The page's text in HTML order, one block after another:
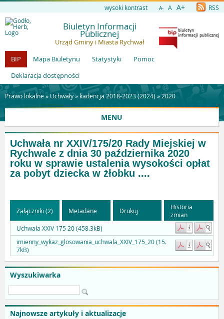
wysoki kontrast A- A A+ RSS
Biuletyn Informacji
Publicznej
Urząd Gminy i Miasta Rychwał
BIP
Mapa Biuletynu Statystyki
Pomoc
Deklaracja dostępności
Prawo lokalne » Uchwały» kadencja 2018-2023 (2024) »2020
MENU
Wyszukiwarka
Najnowsze artykuły i aktualizacje
Uchwała nr XXIV/175/20 Rady Miejskiej w
Rychwale z dnia 30 października 2020
roku w sprawie ustalenia wysokości opłat
za pobyt dziecka w żłobku ....
Załączniki (2) Metadane Drukuj
Historia
zmian
Uchwała XXIV 175 20 (458.3kB)
imienny_wykaz_glosowania_uchwala_XXIV_175_20 (15.
7kB)